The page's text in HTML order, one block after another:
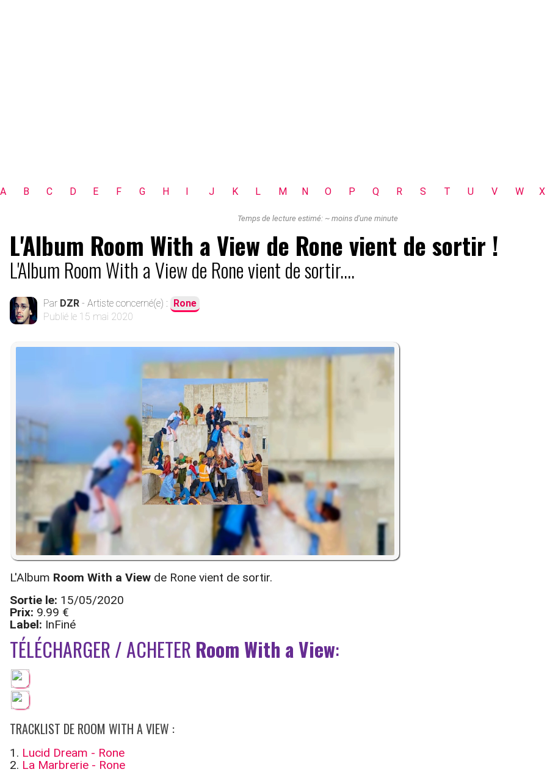
A B C D E F G H I J K L M N O P Q R S T U V W X
Temps de lecture estimé:~ moins d'une minute
L'Album Room With a View de Rone vient de sortir !
L'Album Room With a View de Rone vient de sortir....
Par DZR - Artiste concerné(e) : Rone
Publié le 15 mai 2020
L'Album Room With a View de Rone vient de sortir.
Sortie le: 15/05/2020
Prix: 9.99 €
Label: InFiné
TÉLÉCHARGER / ACHETER Room With a View:
TRACKLIST DE ROOM WITH A VIEW :
1. Lucid Dream - Rone
2. La Marbrerie - Rone